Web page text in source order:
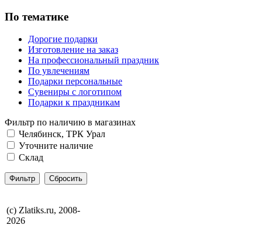
По тематике
Дорогие подарки
Изготовление на заказ
На профессиональный праздник
По увлечениям
Подарки персональные
Сувениры с логотипом
Подарки к праздникам
Фильтр по наличию в магазинах
Челябинск, ТРК Урал
Уточните наличие
Склад
(с) Zlatiks.ru, 2008-
2026